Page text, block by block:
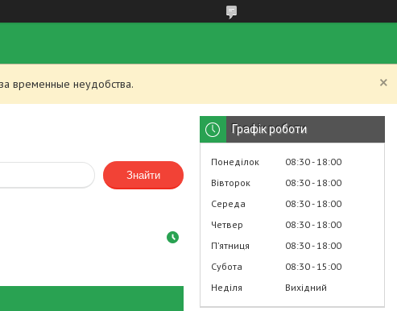
временные неудобства.
Знайти
Графік роботи
Понеділок 08:30 18:00
Вівторок
08:30 18:00
Середа
08:30 18:00
Четвер
08:30 18:00
Пʼятниця
08:30 18:00
Субота
08:30 15:00
Неділя
Вихідний